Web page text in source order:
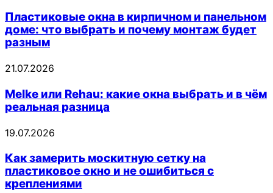
Пластиковые окна в кирпичном и панельном
доме: что выбрать и почему монтаж будет
разным
21.07.2026
Melke или Rehau: какие окна выбрать и в чём
реальная разница
19.07.2026
Как замерить москитную сетку на
пластиковое окно и не ошибиться с
креплениями